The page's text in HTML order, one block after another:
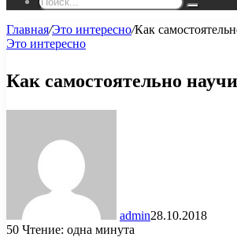
Поиск...
Главная/Это интересно/Как
Это интересно
Как самостоятельно
admin28.10.2018
50 Чтение: одна минута